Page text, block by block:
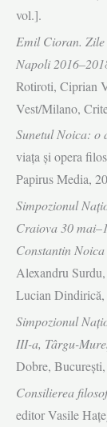
vol.].
Emil Cioran.
Napoli
Rotiroti, Ciprian
Vest/Milano,
Sunetul Noica: o
viaţa şi opera
Papirus Media,
Simpozionul
Craiova 30
Constantin
Alexandru
Lucian Dindirică,
Simpozionul
III-a, Târgu-
Dobre,
Consilierea
editor Vasile